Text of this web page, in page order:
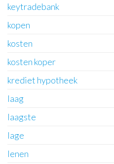
keytradebank
kopen
kosten
kosten koper
krediet hypotheek
laag
laagste
lage
lenen